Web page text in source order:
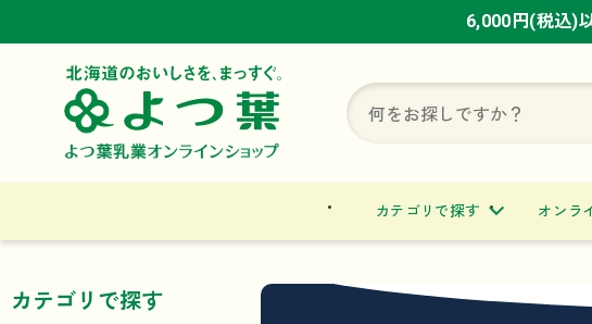
6,000円(税込)
6,000円(税込)
6,000円(税込)
カテゴリで探す オンラ
カテゴリで探す